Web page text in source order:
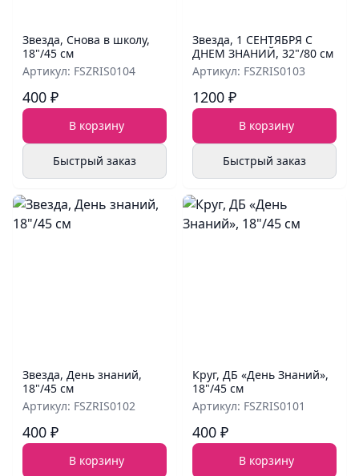
Звезда, Снова в школу,
18"/45 см
Артикул: FSZRIS0104
400 ₽
В корзину
Быстрый заказ
Звезда, 1 СЕНТЯБРЯ С
ДНЕМ ЗНАНИЙ, 32"/80 см
Артикул: FSZRIS0103
1200 ₽
В корзину
Быстрый заказ
Звезда, День знаний,
18"/45 см
Артикул: FSZRIS0102
400 ₽
В корзину
Круг, ДБ «День Знаний»,
18"/45 см
Артикул: FSZRIS0101
400 ₽
В корзину